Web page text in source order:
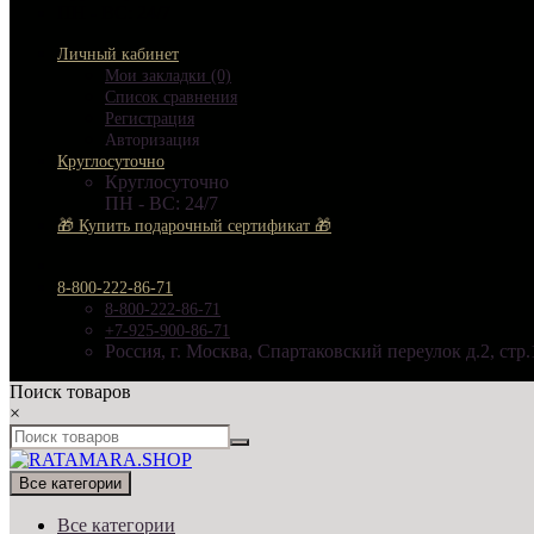
Личный кабинет
Мои закладки (0)
Список сравнения
Регистрация
Авторизация
Круглосуточно
Круглосуточно
ПН - ВС: 24/7
🎁 Купить подарочный сертификат 🎁
8-800-222-86-71
8-800-222-86-71
+7-925-900-86-71
Россия, г. Москва, Спартаковский переулок д.2,
Поиск товаров
×
Все категории
Все категории